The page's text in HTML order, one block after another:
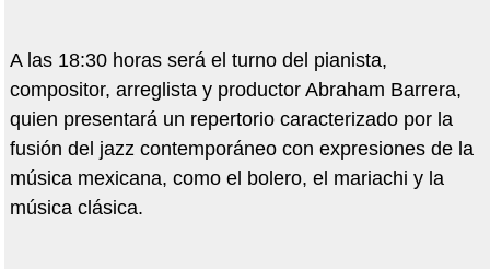
A las 18:30 horas será el turno del pianista,
compositor, arreglista y productor Abraham Barrera,
quien presentará un repertorio caracterizado por la
fusión del jazz contemporáneo con expresiones de la
música mexicana, como el bolero, el mariachi y la
música clásica.